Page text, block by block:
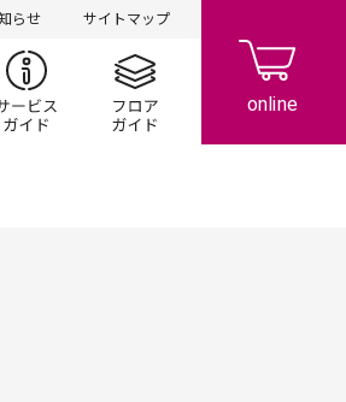
らせ サイトマップ
ップニュースサービスガイドフロアガイド